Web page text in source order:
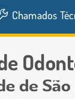
Chamados